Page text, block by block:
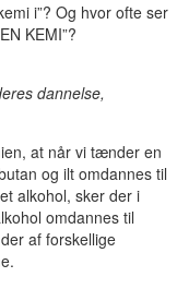
i”? Og hvor ofte ser
KEMI”?
dannelse,
at når vi tænder en
og ilt omdannes til
alkohol, sker der i
omdannes til
af forskellige